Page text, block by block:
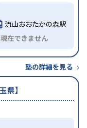
流山おおたかの森駅
在できません
塾の詳細を見る
県】